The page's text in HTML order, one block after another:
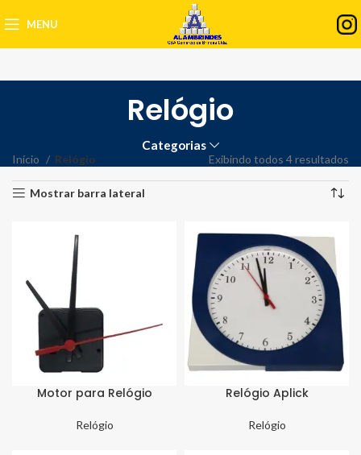
MENU
Relógio
Categorias
Início Relógio Exibindo todos 4 resultados
Mostrar barra lateral
Motor para Relógio
Relógio
Relógio Aplick
Relógio